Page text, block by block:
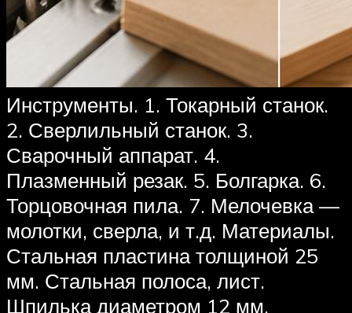
Инструменты. 1. Токарный станок.
2. Сверлильный станок. 3.
Сварочный аппарат. 4.
Плазменный резак. 5. Болгарка. 6.
Торцовочная пила. 7. Мелочевка —
молотки, сверла, и т.д. Материалы.
Стальная пластина толщиной 25
мм. Стальная полоса, лист.
Шпилька диаметром 12 мм.